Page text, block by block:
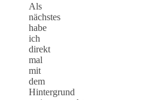
Als
nächstes
habe
ich
direkt
mal
mit
dem
Hintergrund